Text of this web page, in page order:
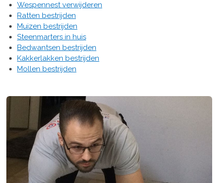
Wespennest verwijderen
Ratten bestrijden
Muizen bestrijden
Steenmarters in huis
Bedwantsen bestrijden
Kakkerlakken bestrijden
Mollen bestrijden